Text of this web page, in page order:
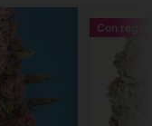
Con